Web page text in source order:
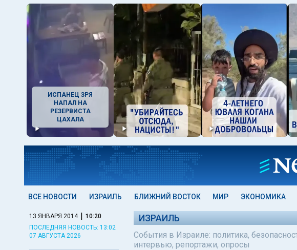
ИСПАНЕЦ ЗРЯ
НАПАЛ НА
РЕЗЕРВИСТА
ЦАХАЛА
ВСЕ НОВОСТИ ИЗРАИЛЬ БЛИЖНИЙ ВОСТОК МИР ЭКОНОМИКА
13 ЯНВАРЯ 2014 | 10:20
ПОСЛЕДНЯЯ НОВОСТЬ: 13:02
07 АВГУСТА 2026
ИЗРАИЛЬ
События в Израиле: политика,
интервью, репортажи, опросы